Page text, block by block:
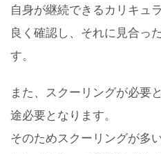
自身が継続できるカリキュ
良く確認し、それに見合っ
す。
また、スクーリングが必要
途必要となります。
そのためスクーリングが多